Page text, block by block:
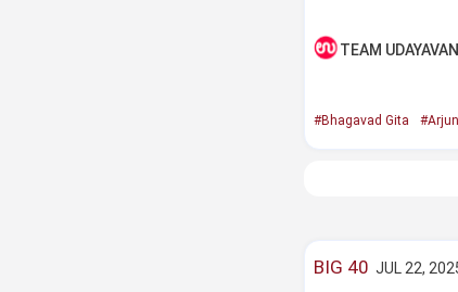
TEAM UDAYAVANI
#Bhagavad Gita
BIG 40 JUL 22,